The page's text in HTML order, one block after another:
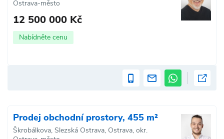
Ostrava-město
12 500 000 Kč
Nabídněte cenu
Prodej obchodní prostory, 455 m²
Škrobálkova, Slezská Ostrava, Ostrava, okr.